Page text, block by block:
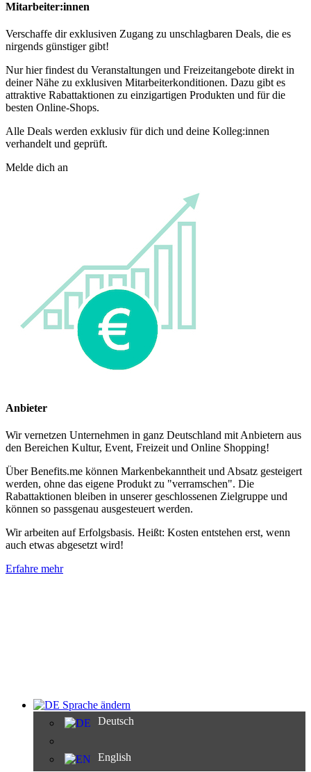
Mitarbeiter:innen
Verschaffe dir exklusiven Zugang zu unschlagbaren Deals, die es
nirgends günstiger gibt!
Nur hier findest du Veranstaltungen und Freizeitangebote direkt in
deiner Nähe zu exklusiven Mitarbeiterkonditionen. Dazu gibt es
attraktive Rabattaktionen zu einzigartigen Produkten und für die
besten Online-Shops.
Alle Deals werden exklusiv für dich und deine Kolleg:innen
verhandelt und geprüft.
Melde dich an
Anbieter
Wir vernetzen Unternehmen in ganz Deutschland mit Anbietern aus
den Bereichen Kultur, Event, Freizeit und Online Shopping!
Über Benefits.me können Markenbekanntheit und Absatz gesteigert
werden, ohne das eigene Produkt zu "verramschen". Die
Rabattaktionen bleiben in unserer geschlossenen Zielgruppe und
können so passgenau ausgesteuert werden.
Wir arbeiten auf Erfolgsbasis. Heißt: Kosten entstehen erst, wenn
auch etwas abgesetzt wird!
Erfahre mehr
Sprache ändern
Deutsch
English